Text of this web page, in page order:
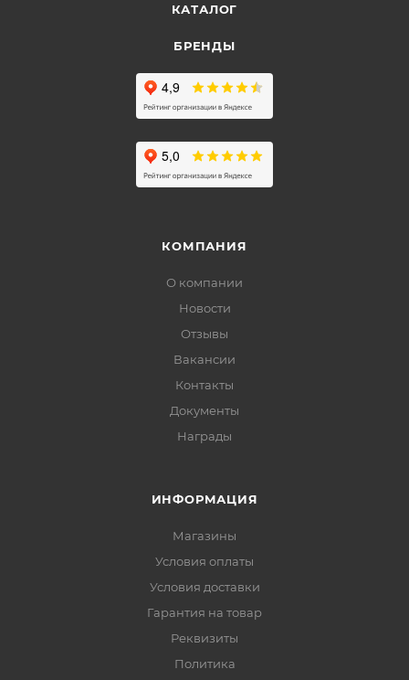
КАТАЛОГ
БРЕНДЫ
КОМПАНИЯ
О компании
Новости
Отзывы
Вакансии
Контакты
Документы
Награды
ИНФОРМАЦИЯ
Магазины
Условия оплаты
Условия доставки
Гарантия на товар
Реквизиты
Политика